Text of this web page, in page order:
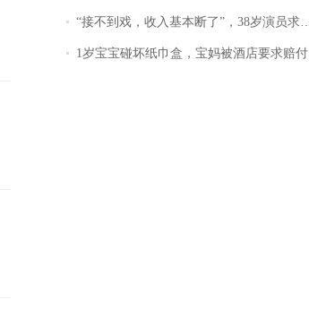
“接不到戏，收入基本断了”，38岁演员求职景区NPC：工作量断崖式下跌，留给我试错的时间不多了
1岁宝宝碰坏纸巾盒，宝妈被酒店要求赔付924元！三亚一酒店回复：骨瓷定制！网友一查价格，吵翻了